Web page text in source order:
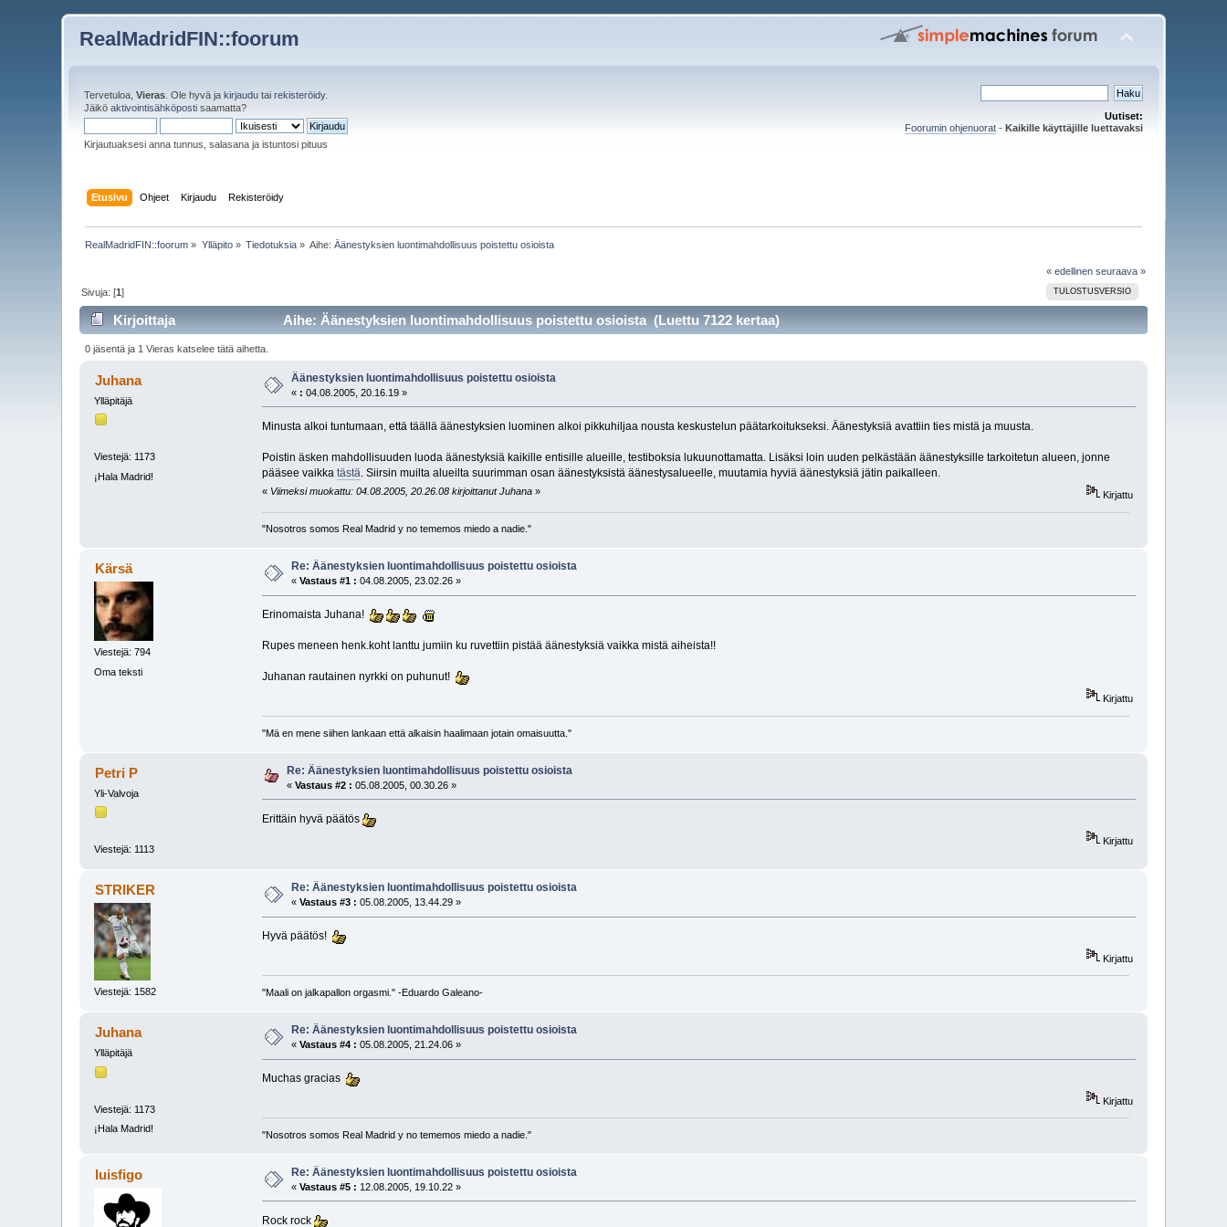
RealMadridFIN::foorum
Tervetuloa,Vieras . Ole hyvä jakirjaudu tairekisteröidy.
Jäiköaktivointisähköposti saamatta?
Kirjautuaksesi anna tunnus, salasana ja istuntosi pituus
Uutiset:
Foorumin ohjenuorat- Kaikille käyttäjille luettavaksi
Etusivu Ohjeet Kirjaudu Rekisteröidy
RealMadridFIN::foorum » Ylläpito» Tiedotuksia » Aihe:Äänestyksien luontimahdollisuus poistettu osioista
« edellinen seuraava »
TULOSTUSVERSIO
Sivuja: [1]
Kirjoittaja Aihe: Äänestyksien luontimahdollisuus poistettu osioista (Luettu 7122 kertaa)
0 jäsentä ja 1 Vieras katselee tätä aihetta.
Juhana
Ylläpitäjä
Viestejä: 1173
¡Hala Madrid!
Äänestyksien luontimahdollisuus poistettu osioista
« : 04.08.2005, 20.16.19 »
Minusta alkoi tuntumaan, että täällä äänestyksien luominen alkoi pikkuhiljaa nousta keskustelun päätarkoitukseksi. Äänestyksiä avattiin ties mistä ja muusta.
Poistin äsken mahdollisuuden luoda äänestyksiä kaikille entisille alueille, testiboksia lukuunottamatta. Lisäksi loin uuden pelkästään äänestyksille tarkoitetun alueen, jonne
pääsee vaikka tästä. Siirsin muilta alueilta suurimman osan äänestyksistä äänestysalueelle, muutamia hyviä äänestyksiä jätin paikalleen.
« Viimeksi muokattu: 04.08.2005, 20.26.08 kirjoittanut Juhana» Kirjattu
"Nosotros somos Real Madrid y no tememos miedo a nadie."
Kärsä
Viestejä: 794
Oma teksti
Re: Äänestyksien luontimahdollisuus poistettu osioista
«Vastaus #1 : 04.08.2005, 23.02.26 »
Erinomaista Juhana!
Rupes meneen henk.koht lanttu jumiin ku ruvettiin pistää äänestyksiä vaikka mistä aiheista!!
Juhanan rautainen nyrkki on puhunut!
Kirjattu
"Mä en mene siihen lankaan että alkaisin haalimaan jotain omaisuutta."
Petri P
Yli-Valvoja
Viestejä: 1113
Re: Äänestyksien luontimahdollisuus poistettu osioista
«Vastaus #2 : 05.08.2005, 00.30.26 »
Erittäin hyvä päätös
Kirjattu
STRIKER
Viestejä: 1582
Re: Äänestyksien luontimahdollisuus poistettu osioista
«Vastaus #3 : 05.08.2005, 13.44.29 »
Hyvä päätös!
Kirjattu
"Maali on jalkapallon orgasmi." -Eduardo Galeano-
Juhana
Ylläpitäjä
Viestejä: 1173
¡Hala Madrid!
Re: Äänestyksien luontimahdollisuus poistettu osioista
«Vastaus #4 : 05.08.2005, 21.24.06 »
Muchas gracias
Kirjattu
"Nosotros somos Real Madrid y no tememos miedo a nadie."
luisfigo Re: Äänestyksien luontimahdollisuus poistettu osioista
«Vastaus #5 : 12.08.2005, 19.10.22 »
Rock rock